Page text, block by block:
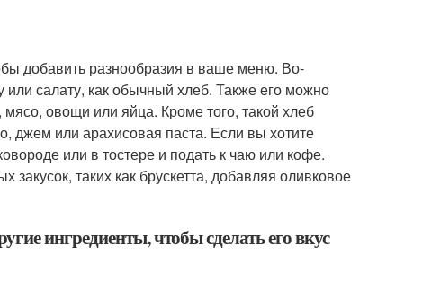
добавить разнообразия в ваше меню. Во-
или салату, как обычный хлеб. Также его можно
овощи или яйца. Кроме того, такой хлеб
джем или арахисовая паста. Если вы хотите
или в тостере и подать к чаю или кофе.
таких как брускетта, добавляя оливковое
ингредиенты, чтобы сделать его вкус